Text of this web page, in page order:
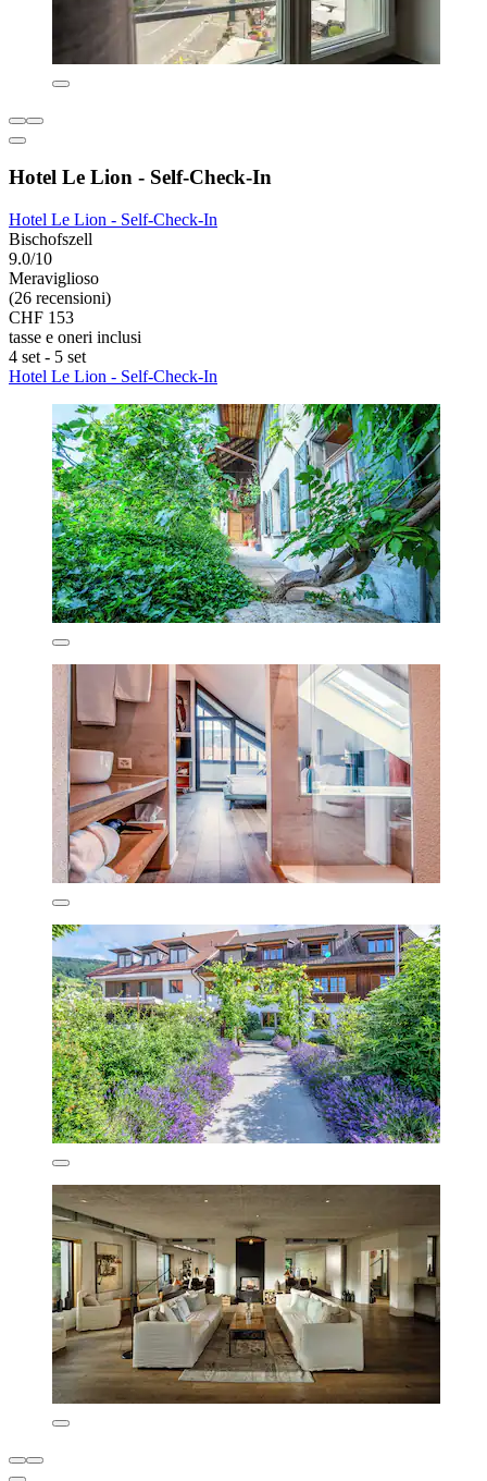
Hotel Le Lion - Self-Check-In
Hotel Le Lion - Self-Check-In
Bischofszell
9.0/10
Meraviglioso
(26 recensioni)
CHF 153
tasse e oneri inclusi
4 set - 5 set
Hotel Le Lion - Self-Check-In